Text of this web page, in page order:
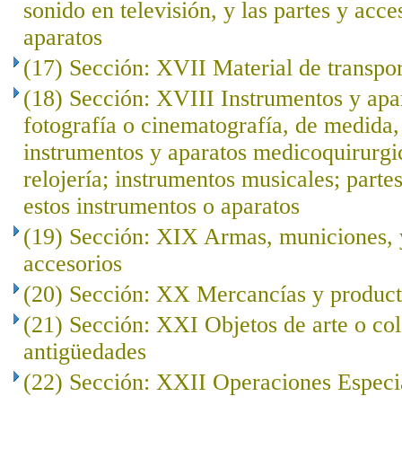
sonido en televisión, y las partes y
aparatos
(17) Sección: XVII Material de
(18) Sección: XVIII Instrumentos y
fotografía o cinematografía, de
instrumentos y aparatos
relojería; instrumentos musicales;
estos instrumentos o aparatos
(19) Sección: XIX Armas, municiones,
accesorios
(20) Sección: XX Mercancías y
(21) Sección: XXI Objetos de arte o
antigüedades
(22) Sección: XXII Operaciones